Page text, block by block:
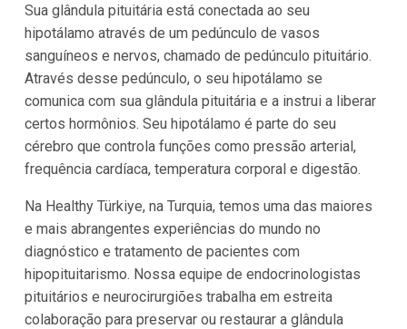
Sua glândula pituitária está conectada ao seu
hipotálamo através de um pedúnculo de vasos
sanguíneos e nervos, chamado de pedúnculo pituitário.
Através desse pedúnculo, o seu hipotálamo se
comunica com sua glândula pituitária e a instrui a liberar
certos hormônios. Seu hipotálamo é parte do seu
cérebro que controla funções como pressão arterial,
frequência cardíaca, temperatura corporal e digestão.
Na Healthy Türkiye, na Turquia, temos uma das maiores
e mais abrangentes experiências do mundo no
diagnóstico e tratamento de pacientes com
hipopituitarismo. Nossa equipe de endocrinologistas
pituitários e neurocirurgiões trabalha em estreita
colaboração para preservar ou restaurar a glândula